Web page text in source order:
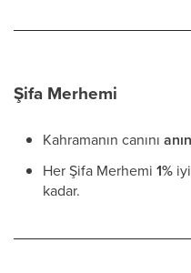
Şifa Merhemi
Kahramanın canını
Her Şifa Merhemi 1%
kadar.